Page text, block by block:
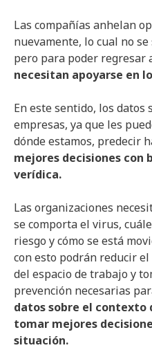
Las compañías anhelan
nuevamente, lo cual no
pero para poder regresar
necesitan apoyarse en
En este sentido, los datos
empresas, ya que les
dónde estamos, predecir
mejores decisiones con
verídica.
Las organizaciones
se comporta el virus,
riesgo y cómo se está
con esto podrán reducir
del espacio de trabajo y
prevención necesarias
datos sobre el contexto
tomar mejores
situación.